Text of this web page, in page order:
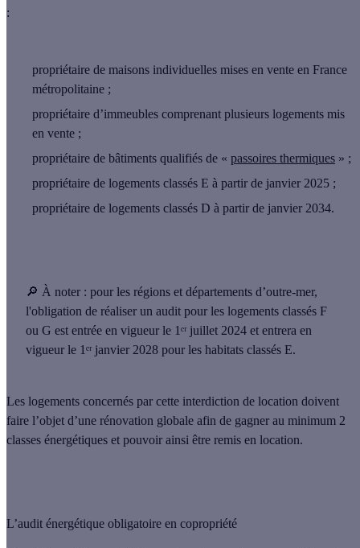
:
propriétaire de maisons individuelles mises en vente en France
métropolitaine ;
propriétaire d’immeubles comprenant plusieurs logements mis
en vente ;
propriétaire de bâtiments qualifiés de « passoires thermiques » ;
propriétaire de logements classés E à partir de janvier 2025 ;
propriétaire de logements classés D à partir de janvier 2034.
🔎 À noter : pour les régions et départements d’outre-mer,
l'obligation de réaliser un audit pour les logements classés F
ou G est entrée en vigueur le 1ᵉʳ juillet 2024 et entrera en
vigueur le 1ᵉʳ janvier 2028 pour les habitats classés E.
Les logements concernés par cette interdiction de location doivent
faire l’objet d’une rénovation globale afin de gagner au minimum 2
classes énergétiques et pouvoir ainsi être remis en location.
L’audit énergétique obligatoire en copropriété